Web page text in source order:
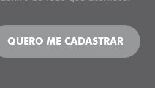
QUERO ME CADASTRAR